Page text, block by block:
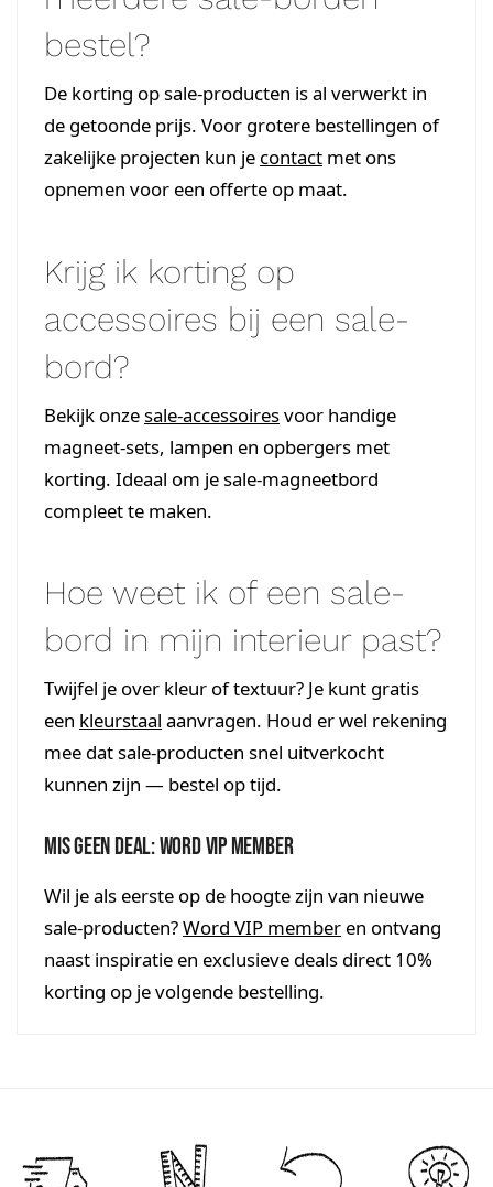
bestel?
De korting op sale-producten is al verwerkt in
de getoonde prijs. Voor grotere bestellingen of
zakelijke projecten kun je contact met ons
opnemen voor een offerte op maat.
Krijg ik korting op
accessoires bij een sale-
bord?
Bekijk onzesale-accessoiresvoor handige
magneet-sets, lampen en opbergers met
korting. Ideaal om je sale-magneetbord
compleet te maken.
Hoe weet ik of een sale-
bord in mijn interieur past?
Twijfel je over kleur of textuur? Je kunt gratis
een kleurstaal aanvragen. Houd er wel rekening
mee dat sale-producten snel uitverkocht
kunnen zijn — bestel op tijd.
Mis geen deal: word VIP member
Wil je als eerste op de hoogte zijn van nieuwe
sale-producten?Word VIP member en ontvang
naast inspiratie en exclusieve deals direct 10%
korting op je volgende bestelling.